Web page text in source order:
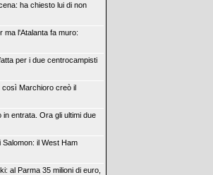
ha chiesto lui di non
ma l'Atalanta fa muro:
per i due centrocampisti
Marchioro creò il
entrata. Ora gli ultimi due
Salomon: il West Ham
al Parma 35 milioni di euro,